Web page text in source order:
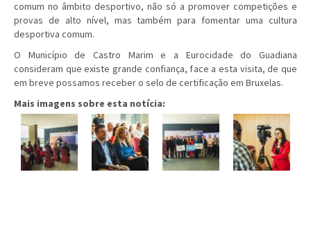
comum no âmbito desportivo, não só a promover competições e
provas de alto nível, mas também para fomentar uma cultura
desportiva comum.
O Município de Castro Marim e a Eurocidade do Guadiana
consideram que existe grande confiança, face a esta visita, de que
em breve possamos receber o selo de certificação em Bruxelas.
Mais imagens sobre esta notícia: